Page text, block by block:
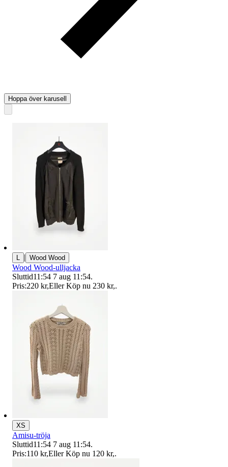
Hoppa över karusell
| Wood Wood
Wood Wood-ulljacka
Sluttid11:54 7 aug 11:54.
Pris:220 kr,Eller Köp nu 230 kr,.
XS
Amisu-tröja
Sluttid11:54 7 aug 11:54.
Pris:110 kr,Eller Köp nu 120 kr,.